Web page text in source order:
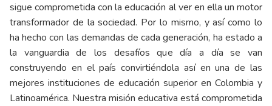
sigue comprometida con la educación al ver en ella un motor
transformador de la sociedad. Por lo mismo, y así como lo
ha hecho con las demandas de cada generación, ha estado a
la vanguardia de los desafíos que día a día se van
construyendo en el país convirtiéndola así en una de las
mejores instituciones de educación superior en Colombia y
Latinoamérica. Nuestra misión educativa está comprometida